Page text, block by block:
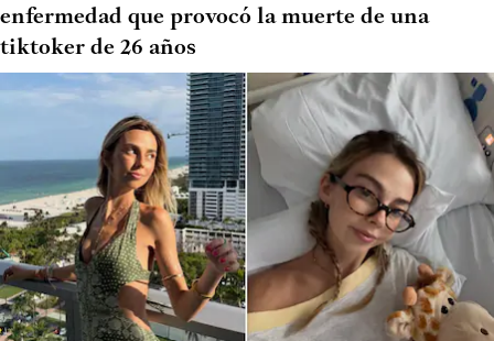
enfermedad que provocó la muerte de una
tiktoker de 26 años